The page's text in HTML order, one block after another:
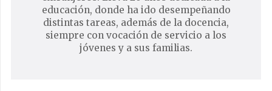
educación, donde ha ido desempeñando
distintas tareas, además de la docencia,
siempre con vocación de servicio a los
jóvenes y a sus familias.